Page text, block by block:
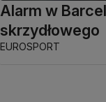
Alarm w
skrzydłowego
EUROSPORT